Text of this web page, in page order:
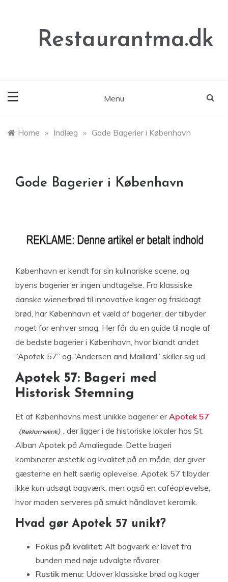
Restaurantma.dk
Menu
Home » Indlæg » Gode Bagerier i København
Gode Bagerier i København
København er kendt for sin kulinariske scene, og
byens bagerier er ingen undtagelse. Fra klassiske
danske wienerbrød til innovative kager og friskbagt
brød, har København et væld af bagerier, der tilbyder
noget for enhver smag. Her får du en guide til nogle af
de bedste bagerier i København, hvor blandt andet
“Apotek 57” og “Andersen and Maillard” skiller sig ud.
Apotek 57: Bageri med
Historisk Stemning
Et af Københavns mest unikke bagerier erApotek 57
, der ligger i de historiske lokaler hos St.
Alban Apotek på Amaliegade. Dette bageri
kombinerer æstetik og kvalitet på en måde, der giver
gæsterne en helt særlig oplevelse. Apotek 57 tilbyder
ikke kun udsøgt bagværk, men også en caféoplevelse,
hvor maden serveres på smukt håndlavet keramik.
Hvad gør Apotek 57 unikt?
Fokus på kvalitet: Alt bagværk er lavet fra
bunden med nøje udvalgte råvarer.
Rustik menu: Udover klassiske brød og kager